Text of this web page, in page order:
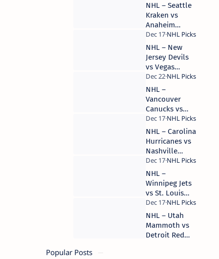
NHL – Seattle
Kraken vs
Anaheim
Ducks – 22 de
diciembre de
2025 – Free
Pick | Camaján
Deportivo
NHL – New
Jersey Devils
vs Vegas
Golden
Knights – 17 de
diciembre de
2025 – Free
Pick | Camaján
NHL –
Vancouver
Canucks vs
Philadelphia
Flyers – 22 de
diciembre de
2025 – Free
Pick | Camaján
NHL – Carolina
Hurricanes vs
Nashville
Predators – 17
de diciembre
de 2025 – Free
Pick | Camaján
Deportivo
NHL –
Winnipeg Jets
vs St. Louis
Blues – 17 de
diciembre de
2025 – Free
Pick | Camaján
NHL – Utah
Mammoth vs
Detroit Red
Popular Posts